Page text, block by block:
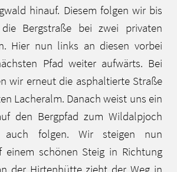
hinauf. Diesem folgen wir bis
Bergstraße bei zwei privaten
Hier nun links an diesen vorbei
Pfad weiter aufwärts. Bei
wir erneut die asphaltierte Straße
Lacheralm. Danach weist uns ein
den Bergpfad zum Wildalpjoch
folgen. Wir steigen nun
einem schönen Steig in Richtung
der Hirtenhütte zieht der Weg in